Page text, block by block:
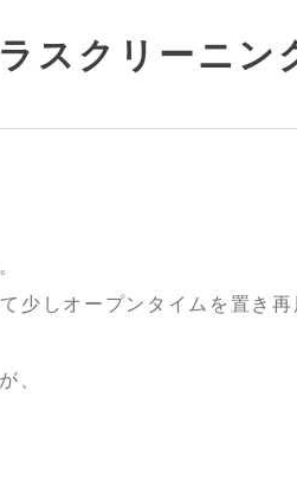
スクリーニン
少しオープンタイムを置き
、